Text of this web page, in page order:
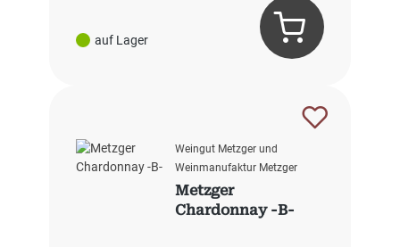
auf Lager
Weingut Metzger und
Weinmanufaktur Metzger
Metzger
Chardonnay -B-